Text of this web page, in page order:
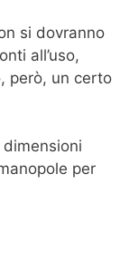
si dovranno
all’uso,
però, un certo
per